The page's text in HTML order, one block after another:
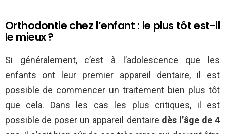
Orthodontie chez l’enfant : le plus tôt est-il
le mieux ?
Si généralement, c’est à l’adolescence que les
enfants ont leur premier appareil dentaire, il est
possible de commencer un traitement bien plus tôt
que cela. Dans les cas les plus critiques, il est
possible de poser un appareil dentaire dès l’âge de 4